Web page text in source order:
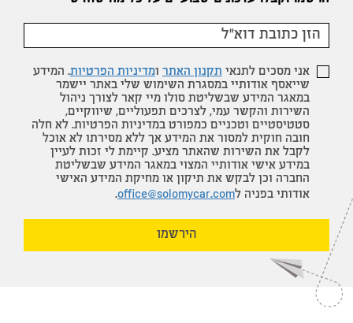
אני מסכים לתנאי תקנון האתר ומדיניות הפרטיות. המידע
שייאסף אודותיי במסגרת השימוש שלי באתר יישמר
במאגר המידע שבשליטת סולו מיי קאר לצורך ניהול
השירות והקשר עמי, לצרכים תפעוליים, שיווקיים,
סטטיסטיים וטכניים כמפורט במדיניות הפרטיות. לא חלה
חובה חוקית למסור את המידע אך ללא מסירתו לא אוכל
לקבל את השירות שהאתר מציע. קיימת לי זכות לעיין
במידע אישי אודותיי המצוי במאגר המידע שבשליטת
החברה וכן לבקש את תיקון או מחיקת המידע האישי
אודותי בפניה לoffice@solomycar.com
.
הירשמו